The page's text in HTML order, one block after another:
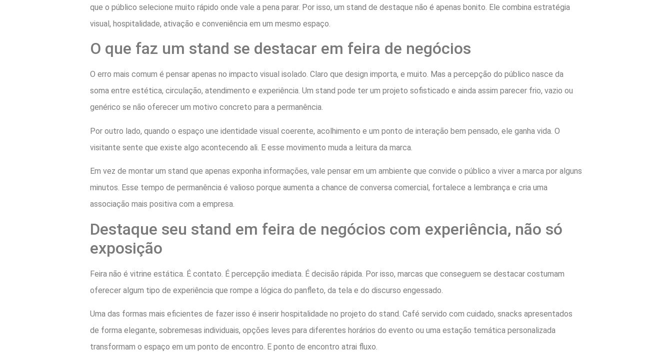
que o público selecione muito rápido onde vale a pena parar. Por isso, um stand de destaque não é apenas bonito. Ele combina estratégia
visual, hospitalidade, ativação e conveniência em um mesmo espaço.
O que faz um stand se destacar em feira de negócios
O erro mais comum é pensar apenas no impacto visual isolado. Claro que design importa, e muito. Mas a percepção do público nasce da
soma entre estética, circulação, atendimento e experiência. Um stand pode ter um projeto sofisticado e ainda assim parecer frio, vazio ou
genérico se não oferecer um motivo concreto para a permanência.
Por outro lado, quando o espaço une identidade visual coerente, acolhimento e um ponto de interação bem pensado, ele ganha vida. O
visitante sente que existe algo acontecendo ali. E esse movimento muda a leitura da marca.
Em vez de montar um stand que apenas exponha informações, vale pensar em um ambiente que convide o público a viver a marca por alguns
minutos. Esse tempo de permanência é valioso porque aumenta a chance de conversa comercial, fortalece a lembrança e cria uma
associação mais positiva com a empresa.
Destaque seu stand em feira de negócios com experiência, não só
exposição
Feira não é vitrine estática. É contato. É percepção imediata. É decisão rápida. Por isso, marcas que conseguem se destacar costumam
oferecer algum tipo de experiência que rompe a lógica do panfleto, da tela e do discurso engessado.
Uma das formas mais eficientes de fazer isso é inserir hospitalidade no projeto do stand. Café servido com cuidado, snacks apresentados
de forma elegante, sobremesas individuais, opções leves para diferentes horários do evento ou uma estação temática personalizada
transformam o espaço em um ponto de encontro. E ponto de encontro atrai fluxo.